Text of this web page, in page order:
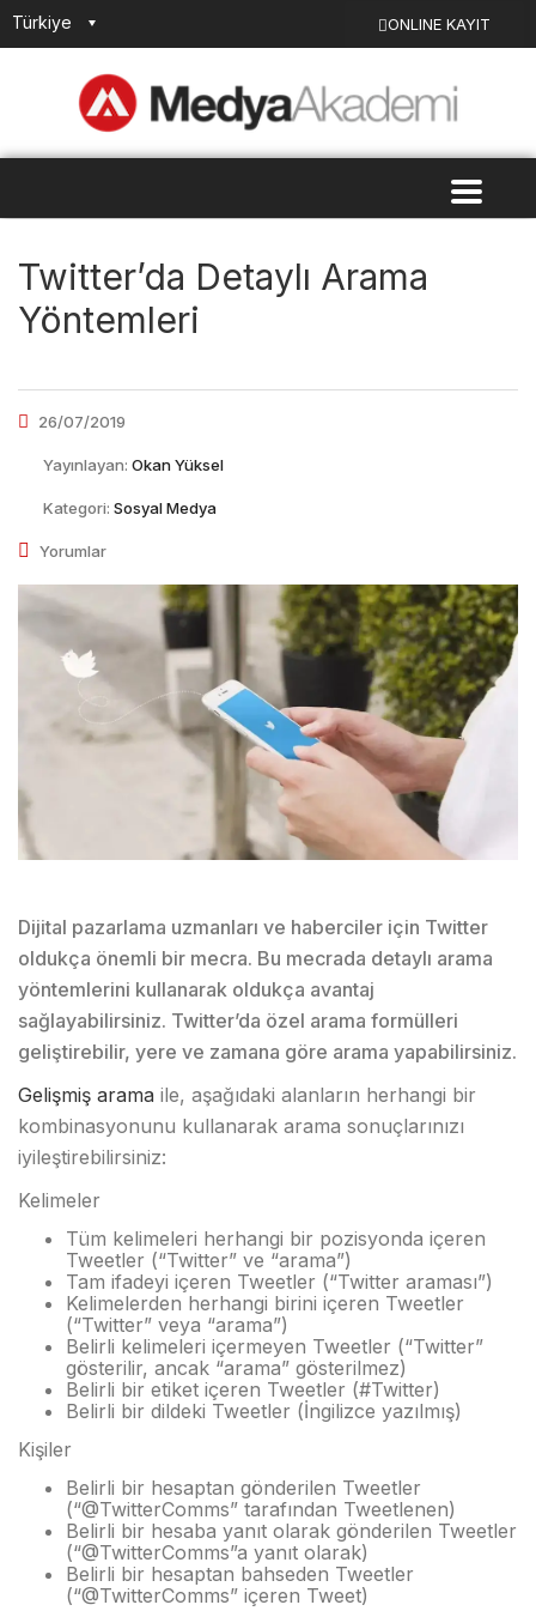
Türkiye ONLINE KAYIT
Twitter’da Detaylı Arama
Yöntemleri
26/07/2019
Yayınlayan: Okan Yüksel
Kategori: Sosyal Medya
Yorumlar
Dijital pazarlama uzmanları ve haberciler için Twitter
oldukça önemli bir mecra. Bu mecrada detaylı arama
yöntemlerini kullanarak oldukça avantaj
sağlayabilirsiniz. Twitter’da özel arama formülleri
geliştirebilir, yere ve zamana göre arama yapabilirsiniz.
Gelişmiş arama ile, aşağıdaki alanların herhangi bir
kombinasyonunu kullanarak arama sonuçlarınızı
iyileştirebilirsiniz:
Kelimeler
Tüm kelimeleri herhangi bir pozisyonda içeren
Tweetler (“Twitter” ve “arama”)
Tam ifadeyi içeren Tweetler (“Twitter araması”)
Kelimelerden herhangi birini içeren Tweetler
(“Twitter” veya “arama”)
Belirli kelimeleri içermeyen Tweetler (“Twitter”
gösterilir, ancak “arama” gösterilmez)
Belirli bir etiket içeren Tweetler (#Twitter)
Belirli bir dildeki Tweetler (İngilizce yazılmış)
Kişiler
Belirli bir hesaptan gönderilen Tweetler
(“@TwitterComms” tarafından Tweetlenen)
Belirli bir hesaba yanıt olarak gönderilen Tweetler
(“@TwitterComms”a yanıt olarak)
Belirli bir hesaptan bahseden Tweetler
(“@TwitterComms” içeren Tweet)